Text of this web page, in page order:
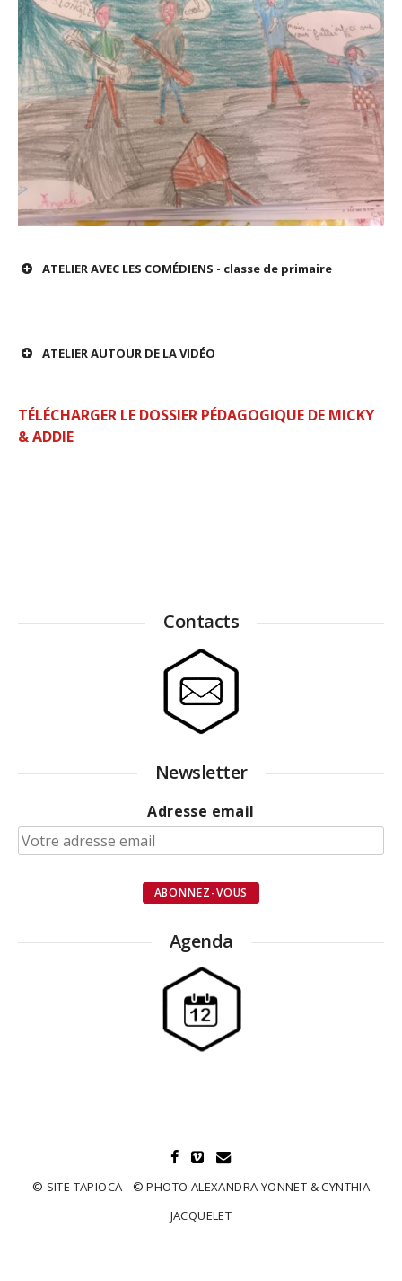
ATELIER AVEC LES COMÉDIENS - classe de primaire
ATELIER AUTOUR DE LA VIDÉO
nombre d’heures / 1h30 par classe – 2h / classe.
TÉLÉCHARGER LE DOSSIER PÉDAGOGIQUE DE MICKY
& ADDIE
Contacts
Newsletter
Adresse email
Agenda
© SITE TAPIOCA - © PHOTO ALEXANDRA YONNET & CYNTHIA
JACQUELET